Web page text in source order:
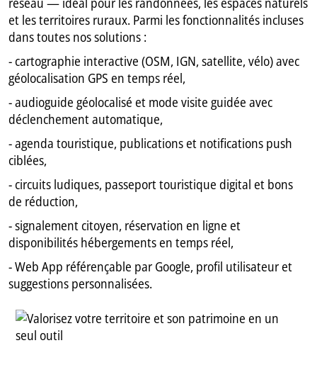
et les territoires ruraux. Parmi les fonctionnalités incluses
dans toutes nos solutions :
- cartographie interactive (OSM, IGN, satellite, vélo) avec
géolocalisation GPS en temps réel,
- audioguide géolocalisé et mode visite guidée avec
déclenchement automatique,
- agenda touristique, publications et notifications push
ciblées,
- circuits ludiques, passeport touristique digital et bons
de réduction,
- signalement citoyen, réservation en ligne et
disponibilités hébergements en temps réel,
- Web App référençable par Google, profil utilisateur et
suggestions personnalisées.